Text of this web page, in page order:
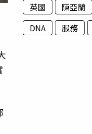
英國 陳亞蘭
DNA
服務